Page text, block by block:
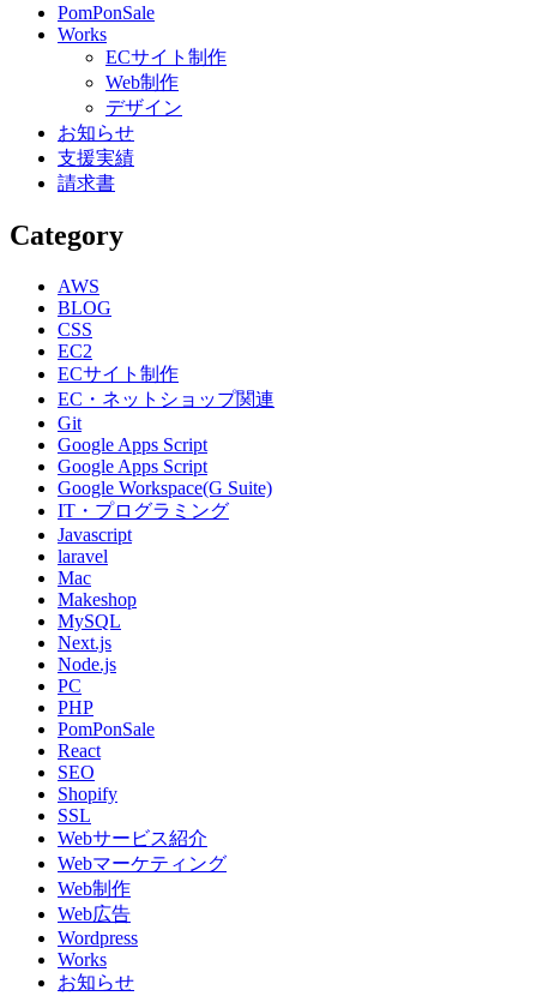
PomPonSale
Works
ECサイト制作
Web制作
デザイン
お知らせ
支援実績
請求書
Category
AWS
BLOG
CSS
EC2
ECサイト制作
EC・ネットショップ関連
Git
Google Apps Script
Google Apps Script
Google Workspace(G Suite)
IT・プログラミング
Javascript
laravel
Mac
Makeshop
MySQL
Next.js
Node.js
PC
PHP
PomPonSale
React
SEO
Shopify
SSL
Webサービス紹介
Webマーケティング
Web制作
Web広告
Wordpress
Works
お知らせ